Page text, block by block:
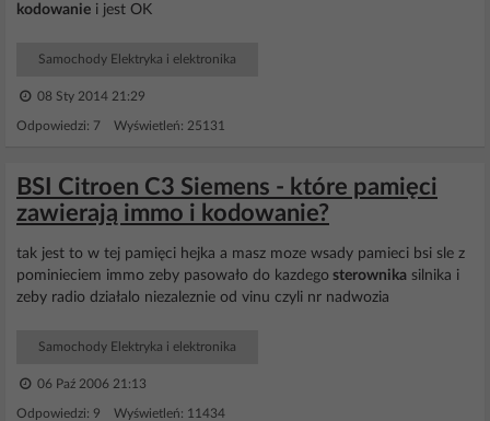
kodowanie i jest OK
Samochody Elektryka i elektronika
08 Sty 2014 21:29
Odpowiedzi: 7 Wyświetleń: 25131
BSI Citroen C3 Siemens - które pamięci
zawierają immo i kodowanie?
tak jest to w tej pamięci hejka a masz moze wsady pamieci bsi sle z
pominieciem immo zeby pasowało do kazdego sterownika silnika i
zeby radio działalo niezaleznie od vinu czyli nr nadwozia
Samochody Elektryka i elektronika
06 Paź 2006 21:13
Odpowiedzi: 9 Wyświetleń: 11434